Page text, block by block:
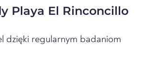
Playa El Rinconcillo
dzięki regularnym badaniom